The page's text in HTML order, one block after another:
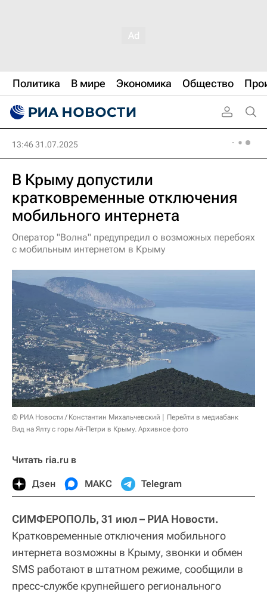
Политика В мире Экономика Общество
13:46 31.07.2025
В Крыму допустили
кратковременные отключения
мобильного интернета
Оператор "Волна" предупредил о возможных перебоях
с мобильным интернетом в Крыму
© РИА Новости / Константин Михальчевский
Перейти в медиабанк
Вид на Ялту с горы Ай-Петри в Крыму. Архивное фото
Читать ria.ru в
Дзен МАКС Telegram
СИМФЕРОПОЛЬ, 31 июл – РИА Новости.
Кратковременные отключения мобильного
интернета возможны в Крыму, звонки и обмен
SMS работают в штатном режиме, сообщили в
пресс-службе крупнейшего регионального